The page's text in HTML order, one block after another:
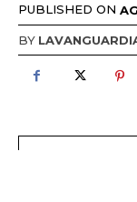
PUBLISHED ON
BY